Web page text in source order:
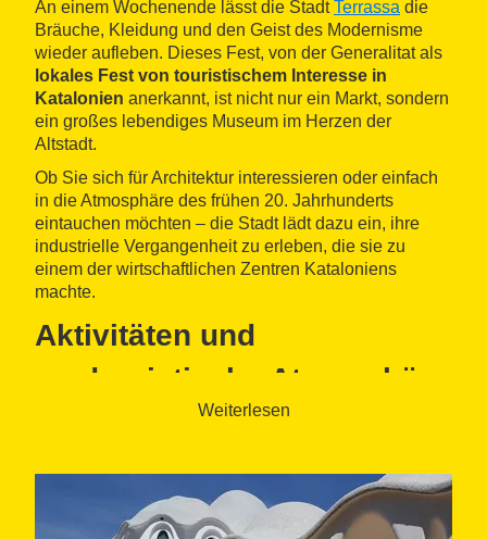
An einem Wochenende lässt die StadtTerrassa die
Bräuche, Kleidung und den Geist des Modernisme
wieder aufleben. Dieses Fest, von der Generalitat als
lokales Fest von touristischem Interesse in
Katalonien anerkannt, ist nicht nur ein Markt, sondern
ein großes lebendiges Museum im Herzen der
Altstadt.
Ob Sie sich für Architektur interessieren oder einfach
in die Atmosphäre des frühen 20. Jahrhunderts
eintauchen möchten – die Stadt lädt dazu ein, ihre
industrielle Vergangenheit zu erleben, die sie zu
einem der wirtschaftlichen Zentren Kataloniens
machte.
Aktivitäten und
modernistische Atmosphäre
Alltagslebens zu Beginn des 20. Jahrhunderts. Die
Straßen von Terrassa werden geschmückt und
verwandeln sich in modernistische Märkte
, auf
Weiterlesen